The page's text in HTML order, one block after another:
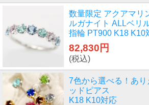
数量限定 アクアマリ
ルガナイト ALLベリ
指輪 PT900 K18
82,830円
(税込)
7色から選べる！あ
ッドピアス
K18 K10対応